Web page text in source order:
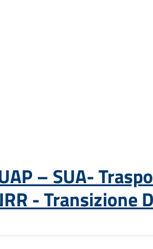
– SUA-
- Transizione